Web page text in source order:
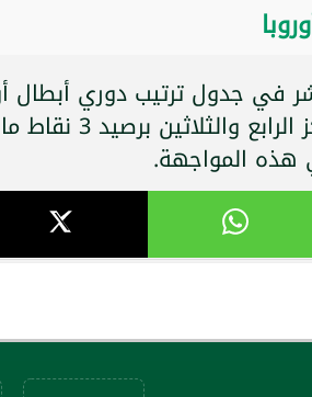
بينما يأتي فريق سلافيا
هذه المواجهة.